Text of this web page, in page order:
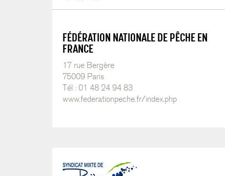
FÉDÉRATION NATIONALE DE PÊCHE EN
FRANCE
17 rue Bergère
75009 Paris
Tél : 01 48 24 94 83
www.federationpeche.fr/index.php